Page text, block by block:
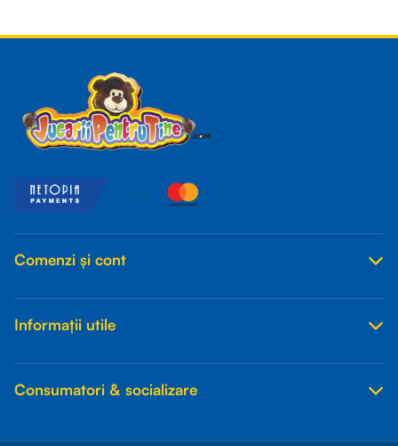
Comenzi și cont
Informații utile
Consumatori & socializare